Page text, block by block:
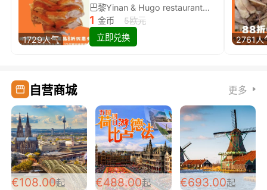
1729人气
巴黎Yinan & Hugo restaurant除简餐类全场8折
1 金币
5欧元
立即兑换
2761人
自营商城 更多
€108.00起 €488.00起 €693.00起